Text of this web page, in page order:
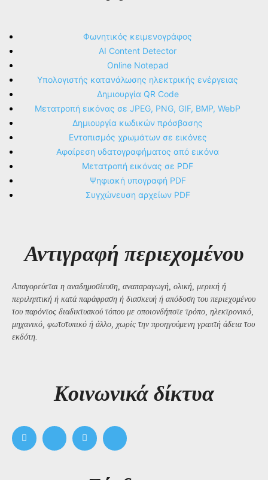
Φωνητικός κειμενογράφος
AI Content Detector
Online Notepad
Υπολογιστής κατανάλωσης ηλεκτρικής ενέργειας
Δημιουργία QR Code
Μετατροπή εικόνας σε JPEG, PNG, GIF, BMP, WebP
Δημιουργία κωδικών πρόσβασης
Εντοπισμός χρωμάτων σε εικόνες
Αφαίρεση υδατογραφήματος από εικόνα
Μετατροπή εικόνας σε PDF
Ψηφιακή υπογραφή PDF
Συγχώνευση αρχείων PDF
Αντιγραφή περιεχομένου
Απαγορεύεται η αναδημοσίευση, αναπαραγωγή, ολική, μερική ή
περιληπτική ή κατά παράφραση ή διασκευή ή απόδοση του περιεχομένου
του παρόντος διαδικτυακού τόπου με οποιονδήποτε τρόπο, ηλεκτρονικό,
μηχανικό, φωτοτυπικό ή άλλο, χωρίς την προηγούμενη γραπτή άδεια του
εκδότη.
Kοινωνικά δίκτυα